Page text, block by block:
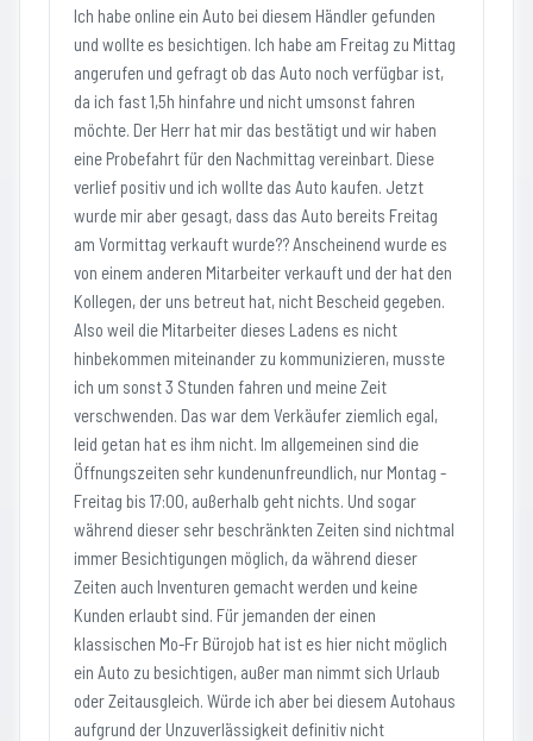
Ich habe online ein Auto bei diesem Händler gefunden
und wollte es besichtigen. Ich habe am Freitag zu Mittag
angerufen und gefragt ob das Auto noch verfügbar ist,
da ich fast 1,5h hinfahre und nicht umsonst fahren
möchte. Der Herr hat mir das bestätigt und wir haben
eine Probefahrt für den Nachmittag vereinbart. Diese
verlief positiv und ich wollte das Auto kaufen. Jetzt
wurde mir aber gesagt, dass das Auto bereits Freitag
am Vormittag verkauft wurde?? Anscheinend wurde es
von einem anderen Mitarbeiter verkauft und der hat den
Kollegen, der uns betreut hat, nicht Bescheid gegeben.
Also weil die Mitarbeiter dieses Ladens es nicht
hinbekommen miteinander zu kommunizieren, musste
ich um sonst 3 Stunden fahren und meine Zeit
verschwenden. Das war dem Verkäufer ziemlich egal,
leid getan hat es ihm nicht. Im allgemeinen sind die
Öffnungszeiten sehr kundenunfreundlich, nur Montag -
Freitag bis 17:00, außerhalb geht nichts. Und sogar
während dieser sehr beschränkten Zeiten sind nichtmal
immer Besichtigungen möglich, da während dieser
Zeiten auch Inventuren gemacht werden und keine
Kunden erlaubt sind. Für jemanden der einen
klassischen Mo-Fr Bürojob hat ist es hier nicht möglich
ein Auto zu besichtigen, außer man nimmt sich Urlaub
oder Zeitausgleich. Würde ich aber bei diesem Autohaus
aufgrund der Unzuverlässigkeit definitiv nicht